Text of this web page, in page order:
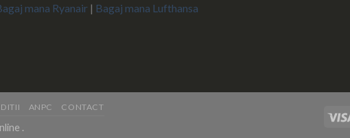
mana Ryanair | Bagaj mana Lufthansa
ANPC CONTACT
.